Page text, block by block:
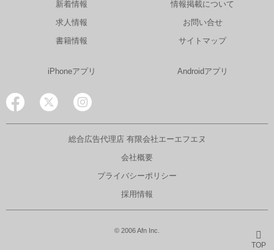
TOP
新着情報
求人情報
書籍情報
情報掲載について
お問い合せ
サイトマップ
iPhoneアプリ Androidアプリ
総合広告代理店 有限会社エーエフエヌ
会社概要
プライバシーポリシー
採用情報
© 2006 Afn Inc.